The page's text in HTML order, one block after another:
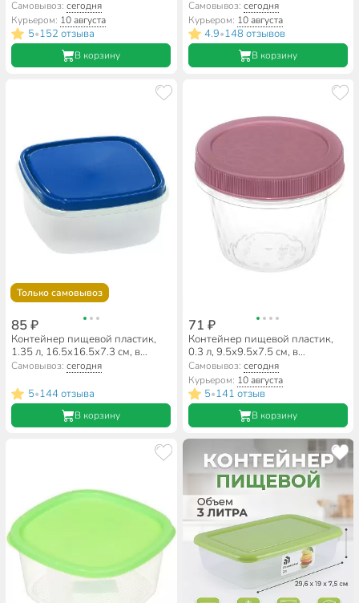
прямоугольный, на защелках,
Альтернатива, Прайм, М8502
Самовывоз:сегодня
Курьером: 10 августа
5•152 отзыва
В корзину
фисташковый, Idea, Фреш, М
1426
Самовывоз: сегодня
Курьером: 10 августа
4.9•148 отзывов
В корзину
Только самовывоз
85 ₽
Контейнер пищевой пластик,
1.35 л, 16.5х16.5х7.3 см, в
ассортименте, квадратный,
Стандарт Пластик Групп
Самовывоз:сегодня
5•144 отзыва
В корзину
71 ₽
Контейнер пищевой пластик,
0.3 л, 9.5х9.5х7.5 см, в
ассортименте, круглый, Idea,
Ролл, М 1470
Самовывоз: сегодня
Курьером: 10 августа
5•141 отзыв
В корзину